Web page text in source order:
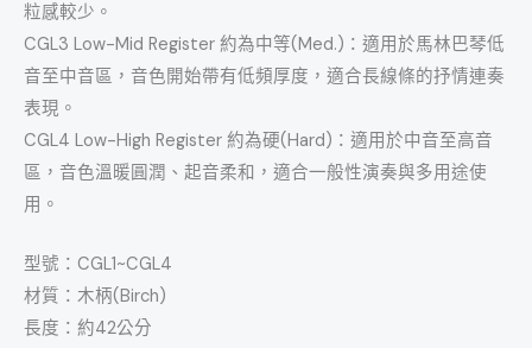
粒感較少。
CGL3 Low-Mid Register 約為中等(Med.)：適用於馬林巴琴低
音至中音區，音色開始帶有低頻厚度，適合長線條的抒情連奏
表現。
CGL4 Low-High Register 約為硬(Hard)：適用於中音至高音
區，音色溫暖圓潤、起音柔和，適合一般性演奏與多用途使
用。
型號：CGL1~CGL4
材質：木柄(Birch)
長度：約42公分